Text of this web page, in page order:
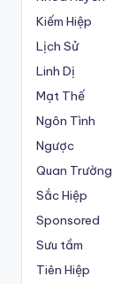
Kiếm Hiệp
Lịch Sử
Linh Dị
Mạt Thế
Ngôn Tình
Ngược
Quan Trường
Sắc Hiệp
Sponsored
Sưu tầm
Tiên Hiệp